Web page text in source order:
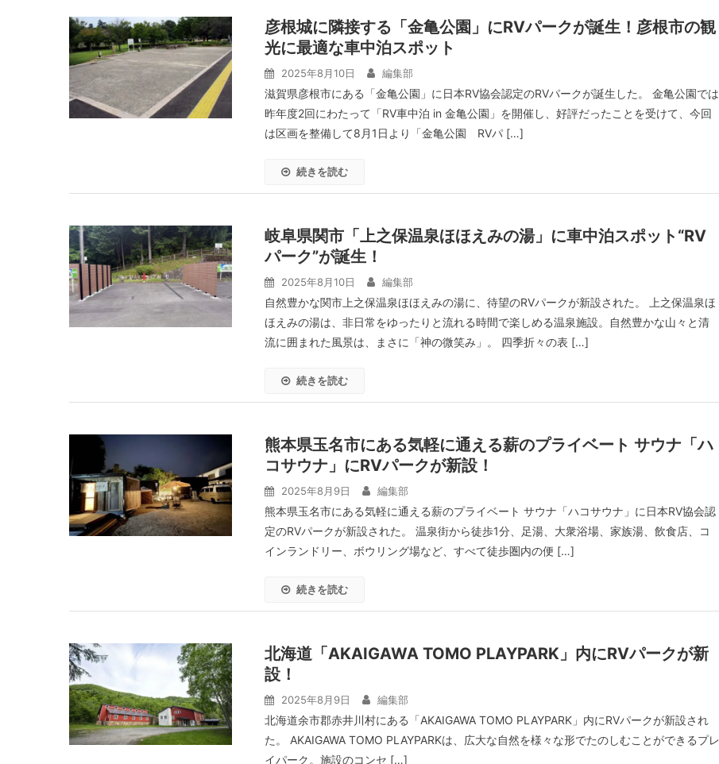
彦根城に隣接する「金亀公園」にRVパークが誕生！彦根市の観
光に最適な車中泊スポット
2025年8月10日 編集部
滋賀県彦根市にある「金亀公園」に日本RV協会認定のRVパークが誕生した。 金亀公園では
昨年度2回にわたって「RV車中泊 in 金亀公園」を開催し、好評だったことを受けて、今回
は区画を整備して8月1日より「金亀公園 RVパ […]
続きを読む
岐阜県関市「上之保温泉ほほえみの湯」に車中泊スポット“RV
パーク”が誕生！
2025年8月10日 編集部
自然豊かな関市上之保温泉ほほえみの湯に、待望のRVパークが新設された。 上之保温泉ほ
ほえみの湯は、非日常をゆったりと流れる時間で楽しめる温泉施設。自然豊かな山々と清
流に囲まれた風景は、まさに「神の微笑み」。 四季折々の表 […]
続きを読む
熊本県玉名市にある気軽に通える薪のプライベート サウナ「ハ
コサウナ」にRVパークが新設！
2025年8月9日 編集部
熊本県玉名市にある気軽に通える薪のプライベート サウナ「ハコサウナ」に日本RV協会認
定のRVパークが新設された。 温泉街から徒歩1分、足湯、大衆浴場、家族湯、飲食店、コ
インランドリー、ボウリング場など、すべて徒歩圏内の便 […]
続きを読む
北海道「AKAIGAWA TOMO PLAYPARK」内にRVパークが新
設！
2025年8月9日 編集部
北海道余市郡赤井川村にある「AKAIGAWA TOMO PLAYPARK」内にRVパークが新設され
た。 AKAIGAWA TOMO PLAYPARKは、広大な自然を様々な形でたのしむことができるプレ
イパーク。施設のコンセ […]